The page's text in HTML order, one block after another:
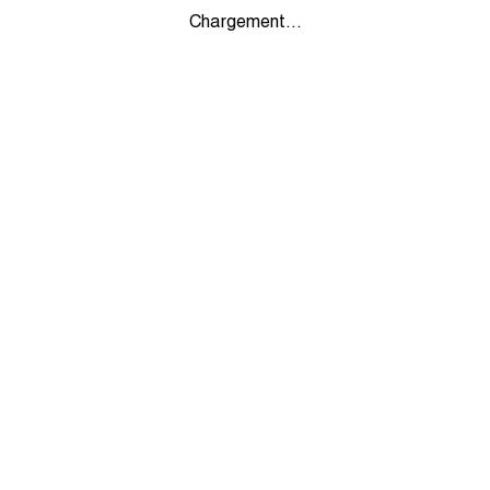
Chargement...